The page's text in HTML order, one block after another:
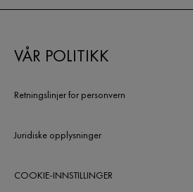
VÅR POLITIKK
Retningslinjer for personvern
Juridiske opplysninger
COOKIE-INNSTILLINGER